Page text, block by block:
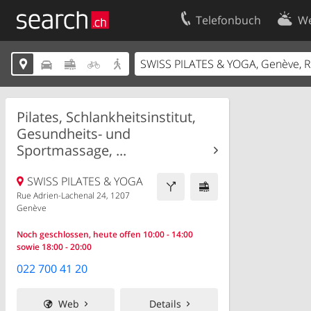
Telefonbuch
    
Pilates, Schlankheitsinstitut,
Gesundheits- und
Sportmassage, ...
SWISS PILATES & YOGA
Rue Adrien-Lachenal 24, 1207
Genève
Noch geschlossen, heute offen 10:00 - 14:00
sowie 18:00 - 20:00
022 700 41 20
Web Details
Ihr Eintrag
Kundencenter Geschäftskunden
Impressum
Kontakt